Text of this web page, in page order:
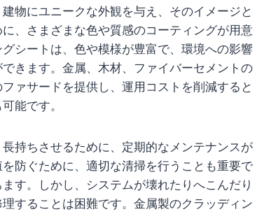
物にユニークな外観を与え、そのイメージと
、さまざまな色や質感のコーティングが用意
シートは、色や模様が豊富で、環境への影響
きます。金属、木材、ファイバーセメントの
ァサードを提供し、運用コストを削減すると
能です。
持ちさせるために、定期的なメンテナンスが
防ぐために、適切な清掃を行うことも重要で
す。しかし、システムが壊れたりへこんだり
することは困難です。金属製のクラッディン